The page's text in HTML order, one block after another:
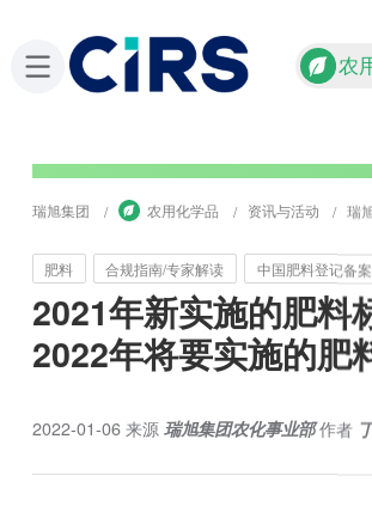
瑞旭集团 农用化学品 资讯与活动 瑞
肥料 合规指南/专家解读 中国肥料登记备案
2021年新实施的肥料
2022年将要实施的肥
2022-01-06 来源 瑞旭集团农化事业部 作者